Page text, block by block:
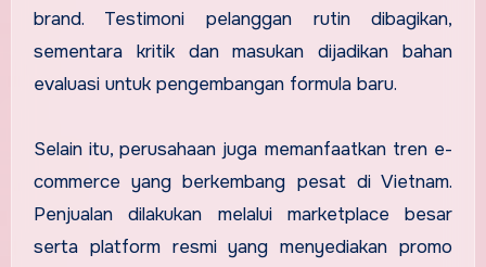
brand. Testimoni pelanggan rutin dibagikan,
sementara kritik dan masukan dijadikan bahan
evaluasi untuk pengembangan formula baru.
Selain itu, perusahaan juga memanfaatkan tren e-
commerce yang berkembang pesat di Vietnam.
Penjualan dilakukan melalui marketplace besar
serta platform resmi yang menyediakan promo